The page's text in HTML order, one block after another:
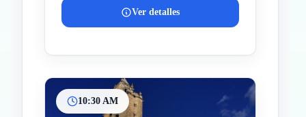
Ver detalles
10:30 AM